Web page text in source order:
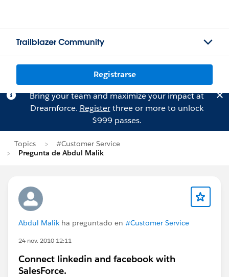
Trailblazer Community
Registrarse
Bring your team and maximize your impact at
Dreamforce. Registerthree or more to unlock
$999 passes.
Topics
#Customer Service
Pregunta de Abdul Malik
Abdul Malik ha preguntado en #Customer Service
24 nov. 2010 12:11
Connect linkedin and facebook with
SalesForce.